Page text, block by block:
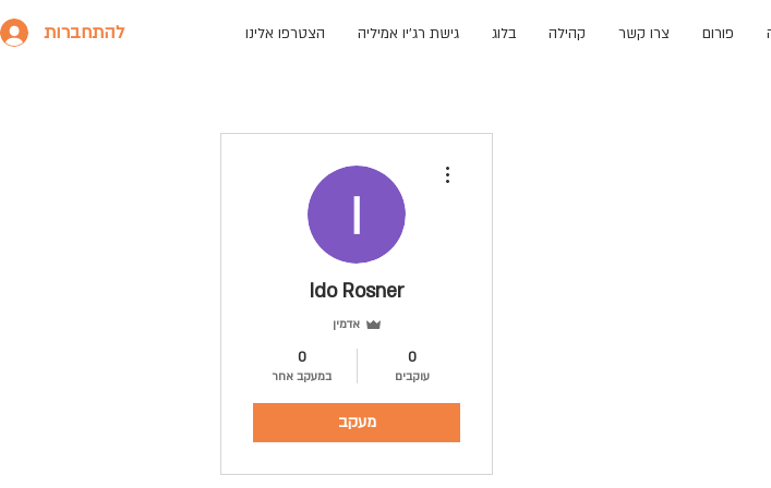
להתחברות פורום צרו קשר קהילה בלוג גישת רג׳יו אמיליה הצטרפו אלינו
Ido Rosner
אדמין
0
עוקבים
0
במעקב אחר
מעקב